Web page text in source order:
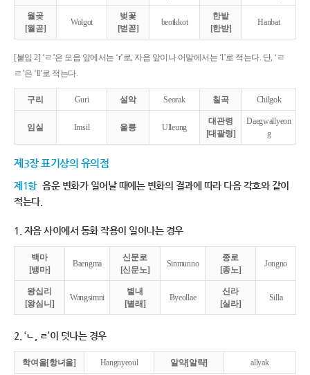
월곶
[월곧]
Wolgot
벚꽃
[벋꼳]
beotkkot
한밭
[한받]
Hanbat
[붙임 2] ‘ㄹ’은 모음 앞에서는 ‘r’로, 자음 앞이나 어말에서는 ‘l’로 적는다. 단, ‘ㄹ
ㄹ’은 ‘ll’로 적는다.
구리 Guri 설악 Seorak 칠곡 Chilgok
임실 Imsil 울릉 Ulleung
대관령
[대괄령]
Daegwallyeon
g
제3장 표기상의 유의점
제1항 음운 변화가 일어날 때에는 변화의 결과에 따라 다음 각호와 같이
적는다.
1. 자음 사이에서 동화 작용이 일어나는 경우
백마
[뱅마]
Baengma
신문로
[신문노]
Sinmunno
종로
[종노]
Jongno
왕십리
[왕심니]
Wangsimni
별내
[별래]
Byeollae
신라
[실라]
Silla
2. ‘ㄴ, ㄹ’이 덧나는 경우
학여울[항녀울] Hangnyeoul 알약[알략] allyak